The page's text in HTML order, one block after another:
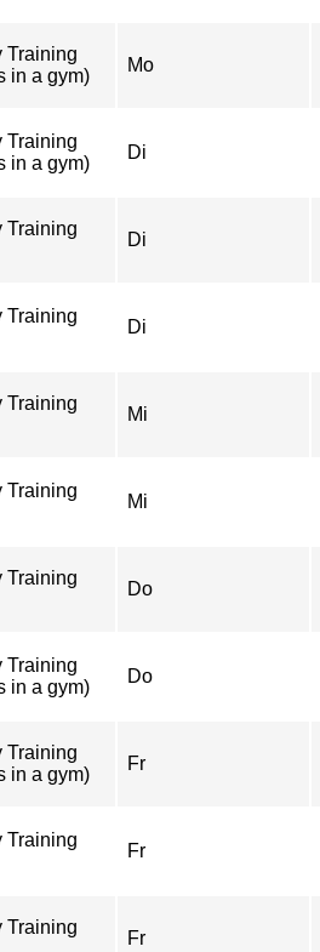
Training
in a gym)
Mo
Training
in a gym)
Di
Training
Di
Training
Di
Training
Mi
Training
Mi
Training
Do
Training
in a gym)
Do
Training
in a gym)
Fr
Training
Fr
Training
Fr